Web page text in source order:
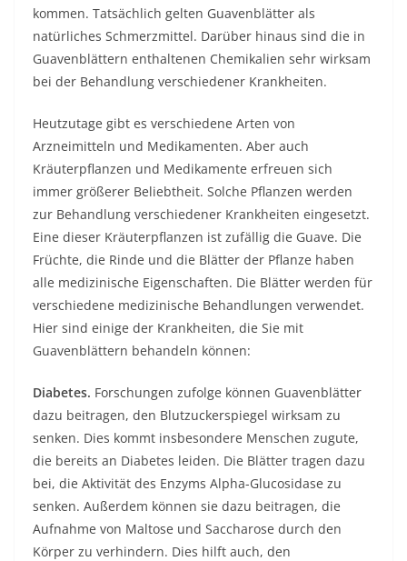
kommen. Tatsächlich gelten Guavenblätter als
natürliches Schmerzmittel. Darüber hinaus sind die in
Guavenblättern enthaltenen Chemikalien sehr wirksam
bei der Behandlung verschiedener Krankheiten.
Heutzutage gibt es verschiedene Arten von
Arzneimitteln und Medikamenten. Aber auch
Kräuterpflanzen und Medikamente erfreuen sich
immer größerer Beliebtheit. Solche Pflanzen werden
zur Behandlung verschiedener Krankheiten eingesetzt.
Eine dieser Kräuterpflanzen ist zufällig die Guave. Die
Früchte, die Rinde und die Blätter der Pflanze haben
alle medizinische Eigenschaften. Die Blätter werden für
verschiedene medizinische Behandlungen verwendet.
Hier sind einige der Krankheiten, die Sie mit
Guavenblättern behandeln können:
Diabetes. Forschungen zufolge können Guavenblätter
dazu beitragen, den Blutzuckerspiegel wirksam zu
senken. Dies kommt insbesondere Menschen zugute,
die bereits an Diabetes leiden. Die Blätter tragen dazu
bei, die Aktivität des Enzyms Alpha-Glucosidase zu
senken. Außerdem können sie dazu beitragen, die
Aufnahme von Maltose und Saccharose durch den
Körper zu verhindern. Dies hilft auch, den